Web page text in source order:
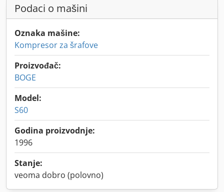
Podaci o mašini
Oznaka mašine:
Kompresor za šrafove
Proizvođač:
BOGE
Model:
S60
Godina proizvodnje:
1996
Stanje:
veoma dobro (polovno)